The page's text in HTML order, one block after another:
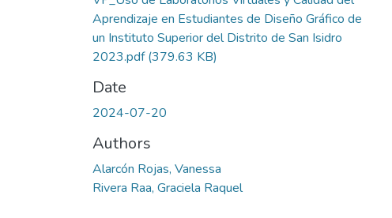
Aprendizaje en Estudiantes de Diseño Gráfico de
un Instituto Superior del Distrito de San Isidro
2023.pdf(379.63 KB)
Date
2024-07-20
Authors
Alarcón Rojas, Vanessa
Rivera Raa, Graciela Raquel